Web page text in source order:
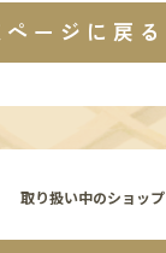
ージに戻る
取り扱い中のショップ